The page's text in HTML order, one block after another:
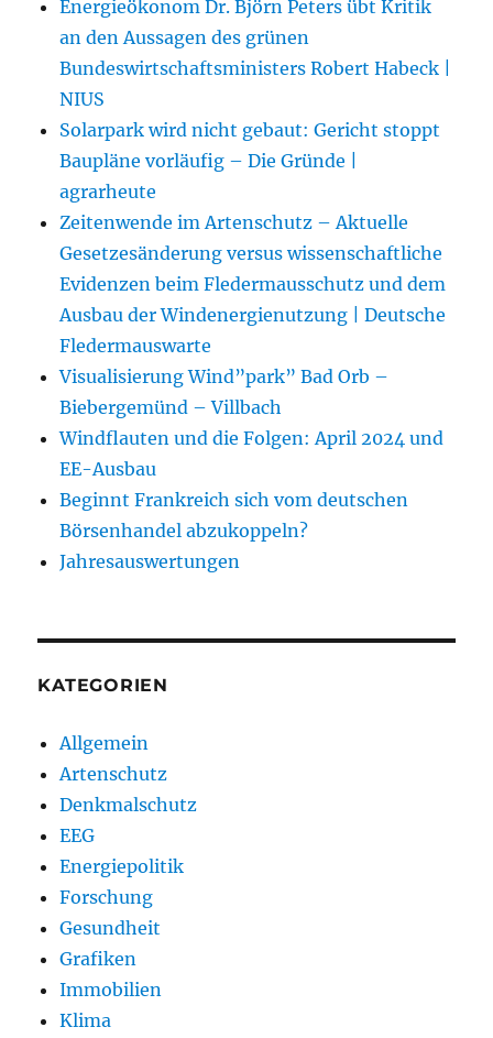
Energieökonom Dr. Björn Peters übt Kritik
an den Aussagen des grünen
Bundeswirtschaftsministers Robert Habeck |
NIUS
Solarpark wird nicht gebaut: Gericht stoppt
Baupläne vorläufig – Die Gründe |
agrarheute
Zeitenwende im Artenschutz – Aktuelle
Gesetzesänderung versus wissenschaftliche
Evidenzen beim Fledermausschutz und dem
Ausbau der Windenergienutzung | Deutsche
Fledermauswarte
Visualisierung Wind”park” Bad Orb –
Biebergemünd – Villbach
Windflauten und die Folgen: April 2024 und
EE-Ausbau
Beginnt Frankreich sich vom deutschen
Börsenhandel abzukoppeln?
Jahresauswertungen
KATEGORIEN
Allgemein
Artenschutz
Denkmalschutz
EEG
Energiepolitik
Forschung
Gesundheit
Grafiken
Immobilien
Klima